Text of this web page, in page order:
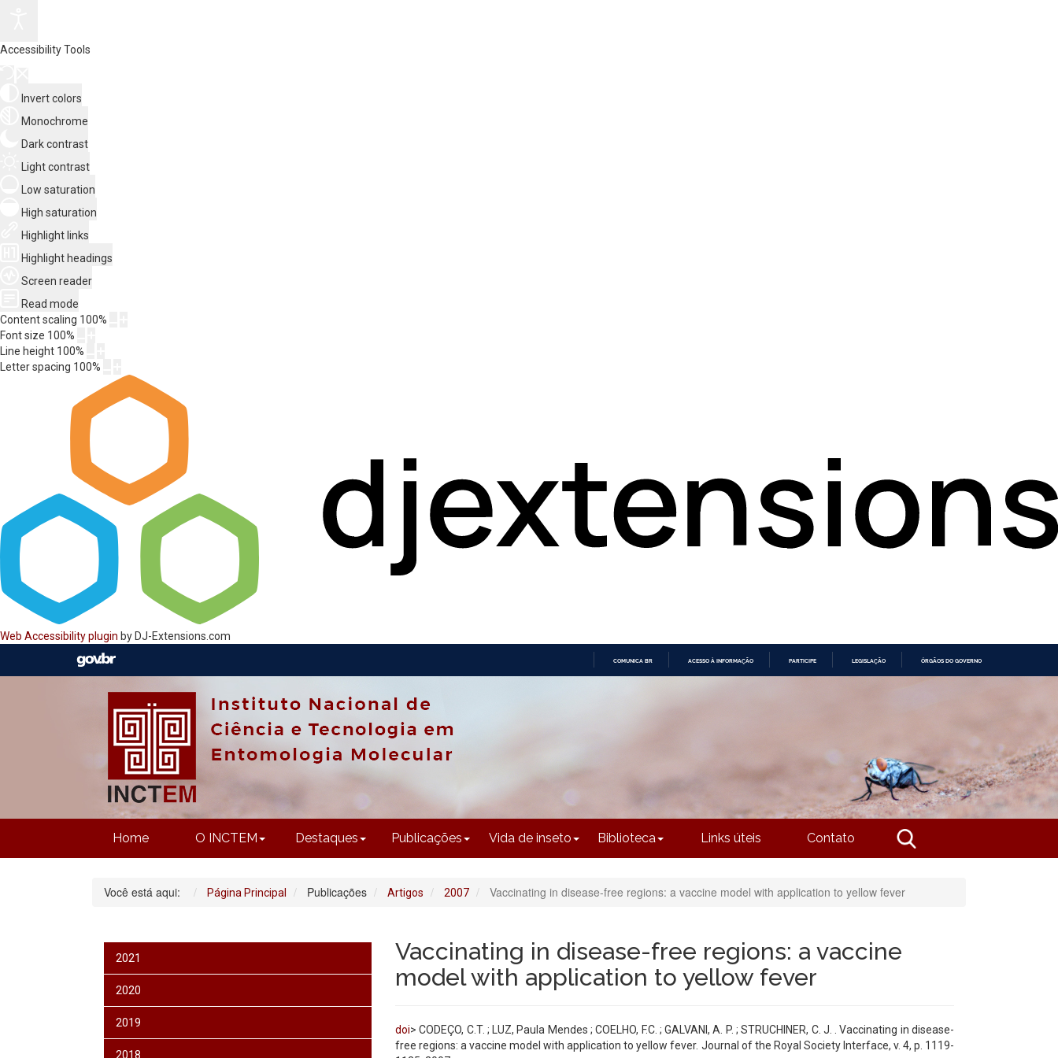
Accessibility Tools
Invert colors
Monochrome
Dark contrast
Light contrast
Low saturation
High saturation
Highlight links
Highlight headings
Screen reader
Read mode
Content scaling 100%
Font size 100%
Line height 100%
Letter spacing 100%
Web Accessibility plugin by DJ-Extensions.com
COMUNICA BR ACESSO À INFORMAÇÃO PARTICIPE LEGISLAÇÃO ÓRGÃOS DO GOVERNO
Home O INCTEM Destaques Publicações Vida de inseto Biblioteca Links úteis Contato
Você está aqui: Página Principal Publicações Artigos 2007 Vaccinating in disease-free regions: a vaccine model with application to yellow fever
2021
2020
2019
2018
Vaccinating in disease-free regions: a vaccine
model with application to yellow fever
doi> CODEÇO, C.T. ; LUZ, Paula Mendes ; COELHO, F.C. ; GALVANI, A. P. ; STRUCHINER, C. J. . Vaccinating in disease-
free regions: a vaccine model with application to yellow fever. Journal of the Royal Society Interface, v. 4, p. 1119-